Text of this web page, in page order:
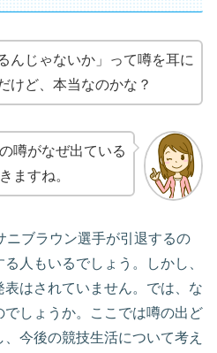
んじゃないか」って噂を耳に
けど、本当なのかな？
噂がなぜ出ている
ますね。
ニブラウン選手が引退するの
人もいるでしょう。しかし、
はされていません。では、な
しょうか。ここでは噂の出ど
今後の競技生活について考え